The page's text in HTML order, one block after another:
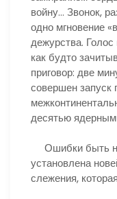
войну… Звонок,
одно мгновение
дежурства.
как будто
приговор: две
совершен
десятью
Ошибки быть
установлена
слежения,